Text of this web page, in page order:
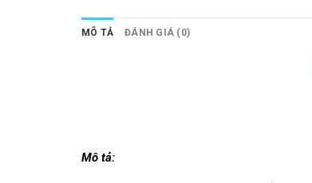
MÔ TẢ ĐÁNH GIÁ (0)
Mô tả: